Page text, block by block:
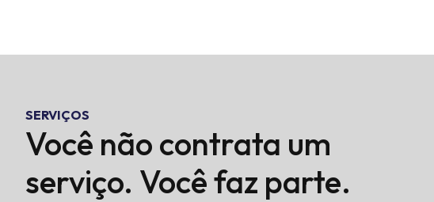
SERVIÇOS
Você não contrata um
serviço. Você faz parte.